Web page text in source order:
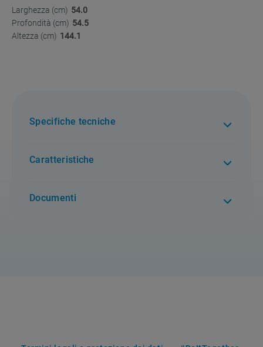
Larghezza (cm) 54.0
Profondità (cm) 54.5
Altezza (cm) 144.1
Specifiche tecniche
Caratteristiche
Documenti